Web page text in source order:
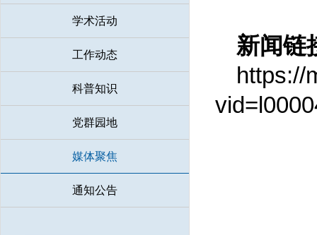
学术活动
工作动态
科普知识
党群园地
媒体聚焦
通知公告
Video
新闻链
https://